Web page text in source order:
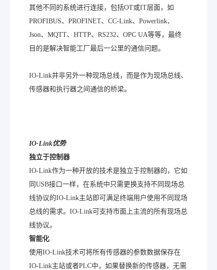
其他不同的系统进行连接，包括OT或IT层面，如
PROFIBUS、PROFINET、CC-Link、Powerlink、
Json、MQTT、HTTP、RS232、OPC UA等等，最终
目的是解决智能工厂最后一公里的通信问题。
IO-Link并非另外一种现场总线，而是作为现场总线、
传感器和执行器之间通信的桥梁。
IO-Link优势
独立于控制器
IO-Link作为一种开放的技术是独立于控制器的，它如
同USB接口一样，在系统中只需更换支持不同现场总
线协议的IO-Link主站即可满足终端用户使用不同现场
总线的需求。IO-Link可支持市面上主流的所有现场总
线协议。
智能化
使用IO-Link技术可将所有传感器的参数数据保存在
IO-Link主站或者PLC中，如果替换新的传感器，无需